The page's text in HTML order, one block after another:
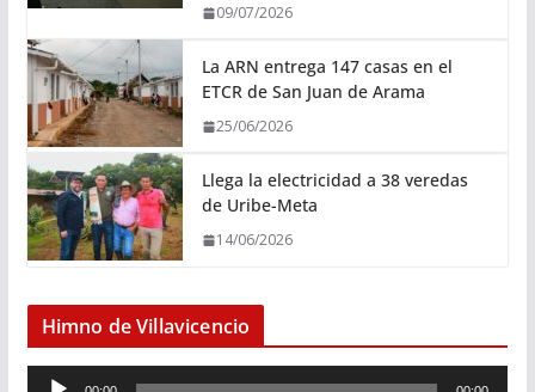
09/07/2026
La ARN entrega 147 casas en el
ETCR de San Juan de Arama
25/06/2026
Llega la electricidad a 38 veredas
de Uribe-Meta
14/06/2026
Himno de Villavicencio